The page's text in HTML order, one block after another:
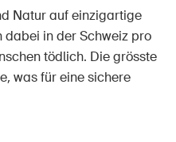
Natur auf einzigartige
dabei in der Schweiz pro
tödlich. Die grösste
was für eine sichere